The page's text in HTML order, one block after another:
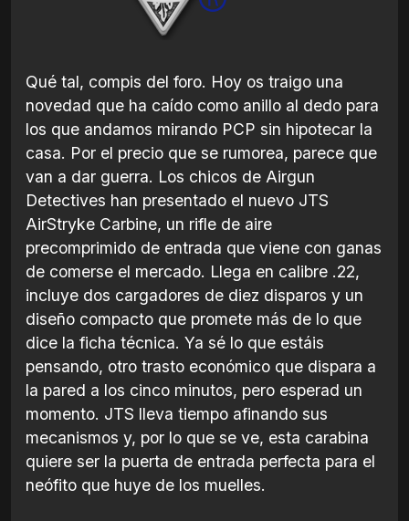
Qué tal, compis del foro. Hoy os traigo una
novedad que ha caído como anillo al dedo para
los que andamos mirando PCP sin hipotecar la
casa. Por el precio que se rumorea, parece que
van a dar guerra. Los chicos de Airgun
Detectives han presentado el nuevo JTS
AirStryke Carbine, un rifle de aire
precomprimido de entrada que viene con ganas
de comerse el mercado. Llega en calibre .22,
incluye dos cargadores de diez disparos y un
diseño compacto que promete más de lo que
dice la ficha técnica. Ya sé lo que estáis
pensando, otro trasto económico que dispara a
la pared a los cinco minutos, pero esperad un
momento. JTS lleva tiempo afinando sus
mecanismos y, por lo que se ve, esta carabina
quiere ser la puerta de entrada perfecta para el
neófito que huye de los muelles.